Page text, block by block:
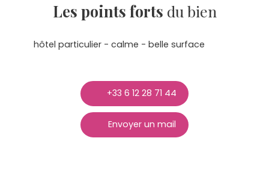
Les points forts du bien
hôtel particulier - calme - belle surface
+33 6 12 28 71 44
Envoyer un mail